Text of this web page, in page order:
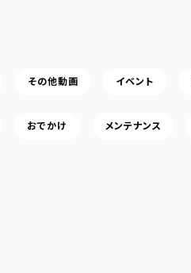
その他動画 イベント
おでかけ メンテナンス